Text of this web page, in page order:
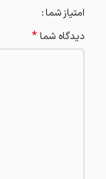
امتیاز شما
دیدگاه شما*